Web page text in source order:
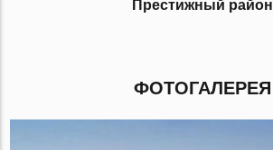
Престижный район
ФОТОГАЛЕРЕЯ